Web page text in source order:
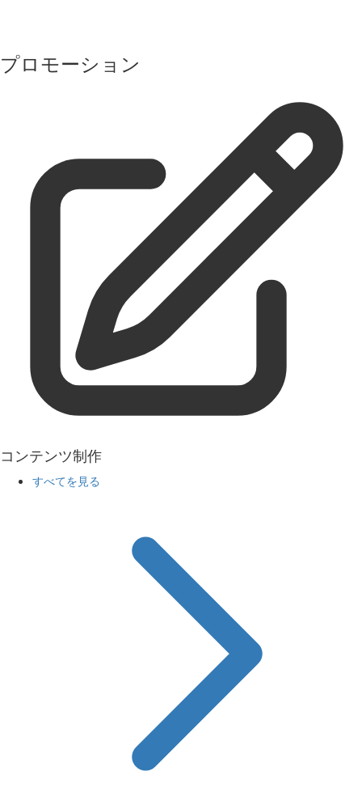
プロモーション
コンテンツ制作
すべてを見る